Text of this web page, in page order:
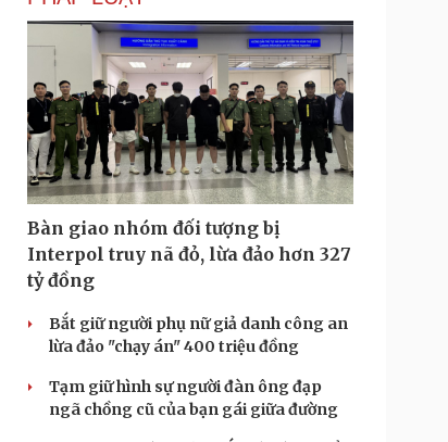
Bàn giao nhóm đối tượng bị
Interpol truy nã đỏ, lừa đảo hơn 327
tỷ đồng
Bắt giữ người phụ nữ giả danh công an
lừa đảo "chạy án" 400 triệu đồng
Tạm giữ hình sự người đàn ông đạp
ngã chồng cũ của bạn gái giữa đường